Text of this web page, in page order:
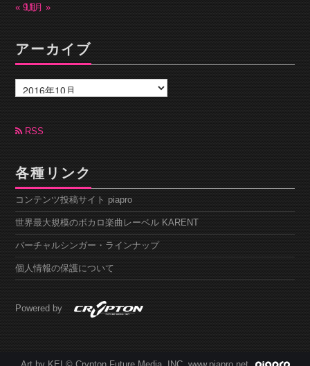
« 9月
11月 »
アーカイブ
ー
カ
ブRSS
各種リンク
コンテンツ投稿サイト piapro
世界最大規模のボカロ楽曲レーベル KARENT
バーチャルシンガー・ラインナップ
個人情報の保護について
Powered by